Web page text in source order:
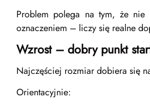
Problem polega na tym, że nie
oznaczeniem – liczy się realne
Wzrost – dobry punkt
Najczęściej rozmiar dobiera się
Orientacyjnie: